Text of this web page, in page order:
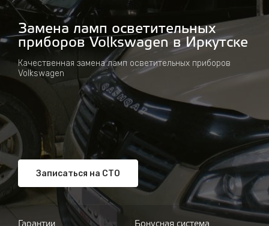
Замена ламп осветительных
приборов Volkswagen в Иркутске
Качественная замена ламп осветительных приборов
Volkswagen
Записаться на СТО